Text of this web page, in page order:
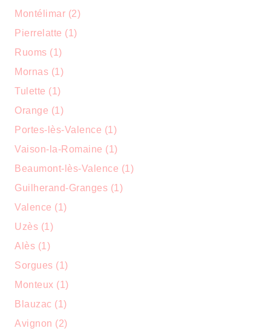
Montélimar (2)
Pierrelatte (1)
Ruoms (1)
Mornas (1)
Tulette (1)
Orange (1)
Portes-lès-Valence (1)
Vaison-la-Romaine (1)
Beaumont-lès-Valence (1)
Guilherand-Granges (1)
Valence (1)
Uzès (1)
Alès (1)
Sorgues (1)
Monteux (1)
Blauzac (1)
Avignon (2)